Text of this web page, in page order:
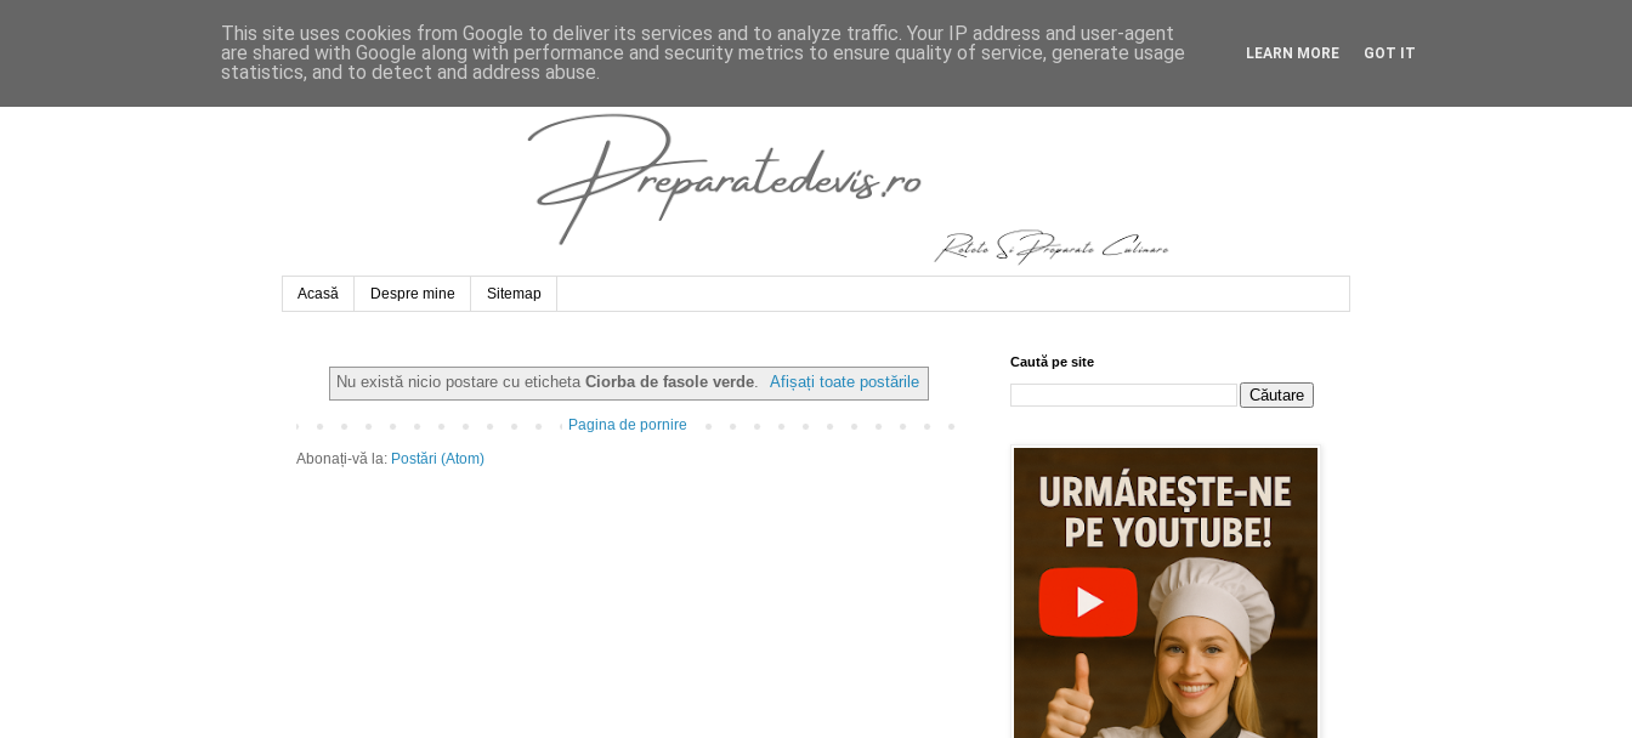
Acasă Despre mine Sitemap
Nu există nicio postare cu eticheta Ciorba de fasole verde. Afișați toate postările
Pagina de pornire
Abonați-vă la: Postări (Atom)
Caută pe site
This site uses cookies from Google to deliver its services and to analyze traffic. Your IP address and user-agent
are shared with Google along with performance and security metrics to ensure quality of service, generate usage
statistics, and to detect and address abuse.
LEARN MORE GOT IT